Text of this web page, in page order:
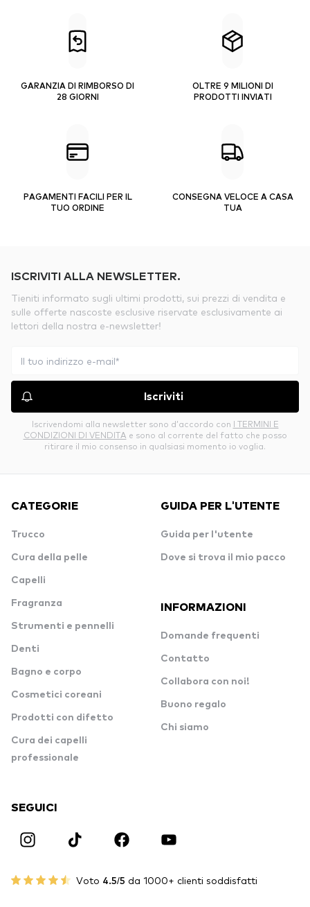
GARANZIA DI RIMBORSO DI
28 GIORNI
OLTRE 9 MILIONI DI
PRODOTTI INVIATI
PAGAMENTI FACILI PER IL
TUO ORDINE
CONSEGNA VELOCE A CASA
TUA
ISCRIVITI ALLA NEWSLETTER.
Tieniti informato sugli ultimi prodotti, sui prezzi di vendita e
sulle offerte nascoste esclusive riservate esclusivamente ai
lettori della nostra e-newsletter!
Iscriviti
Iscrivendomi alla newsletter sono d’accordo con I TERMINI E
CONDIZIONI DI VENDITA e sono al corrente del fatto che posso
ritirare il mio consenso in qualsiasi momento io voglia.
CATEGORIE
Trucco
Cura della pelle
Capelli
Fragranza
Strumenti e pennelli
Denti
Bagno e corpo
Cosmetici coreani
Prodotti con difetto
Cura dei capelli
professionale
GUIDA PER L'UTENTE
Guida per l'utente
Dove si trova il mio pacco
INFORMAZIONI
Domande frequenti
Contatto
Collabora con noi!
Buono regalo
Chi siamo
SEGUICI
Voto 4.5/5 da 1000+ clienti soddisfatti